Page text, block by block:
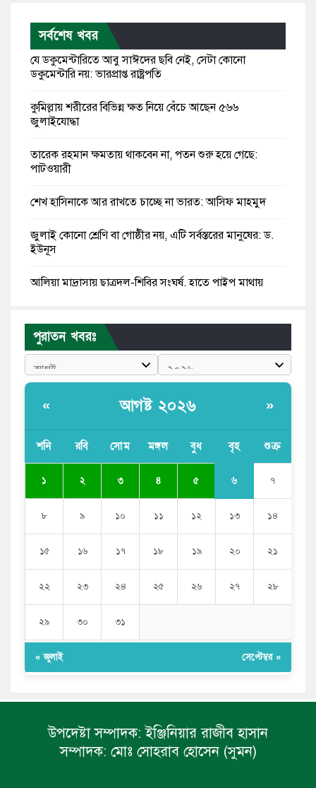
সর্বশেষ খবর
যে ডকুমেন্টারিতে আবু সাঈদের ছবি নেই, সেটা কোনো
ডকুমেন্টারি নয়: ভারপ্রাপ্ত রাষ্ট্রপতি
কুমিল্লায় শরীরের বিভিন্ন ক্ষত নিয়ে বেঁচে আছেন ৫৬৬
জুলাইযোদ্ধা
তারেক রহমান ক্ষমতায় থাকবেন না, পতন শুরু হয়ে গেছে:
পাটওয়ারী
শেখ হাসিনাকে আর রাখতে চাচ্ছে না ভারত: আসিফ মাহমুদ
জুলাই কোনো শ্রেণি বা গোষ্ঠীর নয়, এটি সর্বস্তরের মানুষের: ড.
ইউনূস
আলিয়া মাদ্রাসায় ছাত্রদল-শিবির সংঘর্ষ, হাতে পাইপ মাথায়
কুমিল্লার ৫ হাসপাতাল-ডায়াগনস্টিক সাময়িক বন্ধের নির্দেশ
পরকীয়ার অভিযোগে গ্রামবাসীর হাতে আটক কনটেন্ট ক্রিয়েটর
রিপন মিয়া
হরমুজের আকাশে ৩ কোটি ডলারের মার্কিন ড্রোন ধ্বংস করল
‘ইয়া আল্লাহ! ডাকসু ভিপি সাদিক কাইয়ুমের সম্মান রক্ষা করো’
পুরাতন খবরঃ
« আগষ্ট ২০২৬ »
শনি রবি সোম মঙ্গল বুধ বৃহ শুক্র
১ ২ ৩ ৪ ৫ ৬ ৭
৮ ৯ ১০ ১১ ১২ ১৩ ১৪
১৫ ১৬ ১৭ ১৮ ১৯ ২০ ২১
২২ ২৩ ২৪ ২৫ ২৬ ২৭ ২৮
২৯ ৩০ ৩১
« জুলাই সেপ্টেম্বর »
উপদেষ্টা সম্পাদক: ইঞ্জিনিয়ার রাজীব হাসান
সম্পাদক: মোঃ সোহরাব হোসেন (সুমন)